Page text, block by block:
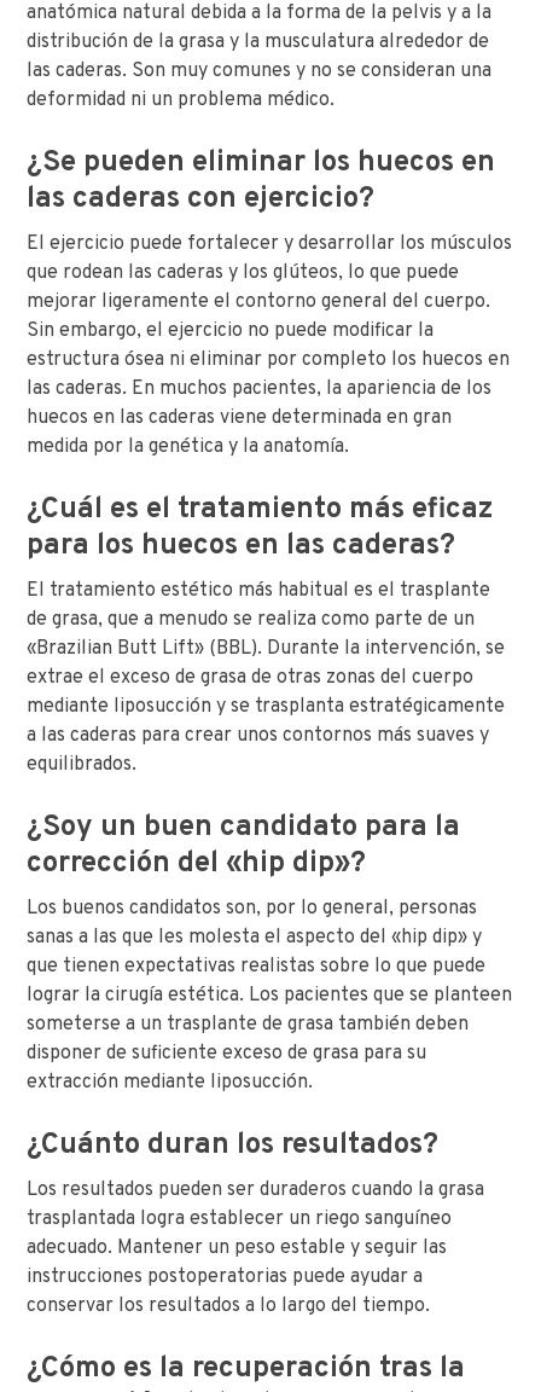
anatómica natural debida a la forma de la pelvis y a la
distribución de la grasa y la musculatura alrededor de
las caderas. Son muy comunes y no se consideran una
deformidad ni un problema médico.
¿Se pueden eliminar los huecos en
las caderas con ejercicio?
El ejercicio puede fortalecer y desarrollar los músculos
que rodean las caderas y los glúteos, lo que puede
mejorar ligeramente el contorno general del cuerpo.
Sin embargo, el ejercicio no puede modificar la
estructura ósea ni eliminar por completo los huecos en
las caderas. En muchos pacientes, la apariencia de los
huecos en las caderas viene determinada en gran
medida por la genética y la anatomía.
¿Cuál es el tratamiento más eficaz
para los huecos en las caderas?
El tratamiento estético más habitual es el trasplante
de grasa, que a menudo se realiza como parte de un
«Brazilian Butt Lift» (BBL). Durante la intervención, se
extrae el exceso de grasa de otras zonas del cuerpo
mediante liposucción y se trasplanta estratégicamente
a las caderas para crear unos contornos más suaves y
equilibrados.
¿Soy un buen candidato para la
corrección del «hip dip»?
Los buenos candidatos son, por lo general, personas
sanas a las que les molesta el aspecto del «hip dip» y
que tienen expectativas realistas sobre lo que puede
lograr la cirugía estética. Los pacientes que se planteen
someterse a un trasplante de grasa también deben
disponer de suficiente exceso de grasa para su
extracción mediante liposucción.
¿Cuánto duran los resultados?
Los resultados pueden ser duraderos cuando la grasa
trasplantada logra establecer un riego sanguíneo
adecuado. Mantener un peso estable y seguir las
instrucciones postoperatorias puede ayudar a
conservar los resultados a lo largo del tiempo.
¿Cómo es la recuperación tras la